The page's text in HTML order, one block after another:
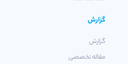
گزارش
گزارش
مقاله تخصصی